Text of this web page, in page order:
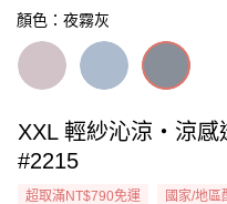
顏色：夜霧灰
XXL 輕紗沁涼・涼
#2215
超取滿NT$790免運 國家/地區